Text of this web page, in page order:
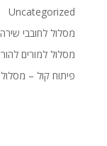
Uncategorized
מסלול לחובבי
מסלול למורים
פיתוח קול –